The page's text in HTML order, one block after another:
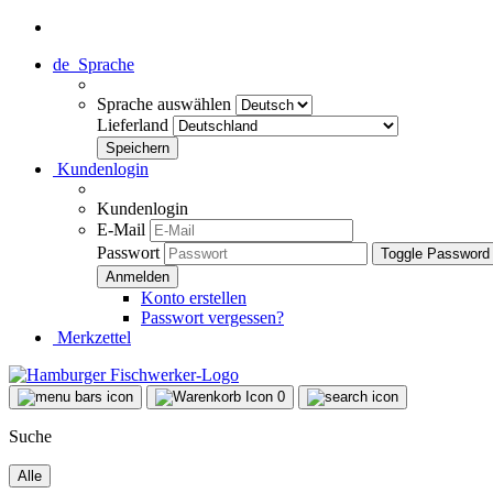
de Sprache
Sprache auswählen
Lieferland
Kundenlogin
Kundenlogin
E-Mail
Passwort
Toggle
Konto erstellen
Passwort vergessen?
Merkzettel
0
Suche
Alle